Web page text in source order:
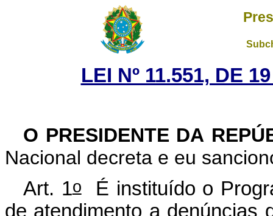
LEI Nº 11.551, DE
O PRESIDENTE DA
Nacional decreta e eu
Art. 1oÉ instituído o
de atendimento a denúncias